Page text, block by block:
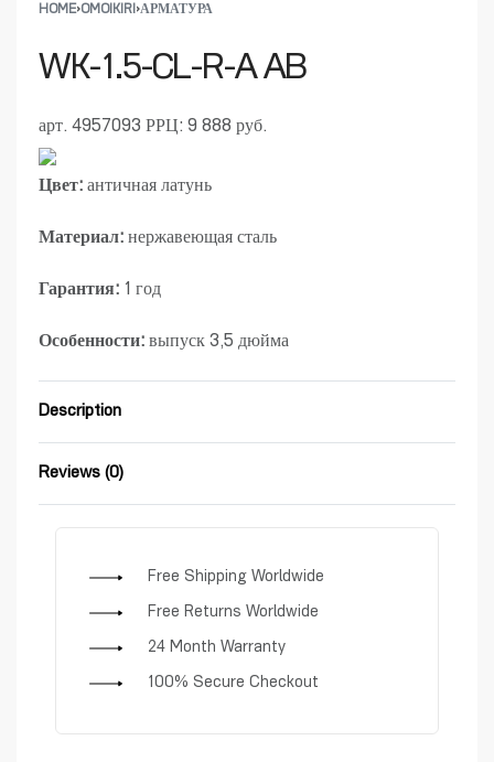
HOME›OMOIKIRI ›АРМАТУРА
WK-1.5-CL-R-A AB
арт. 4957093 РРЦ: 9 888 руб.
Цвет: античная латунь
Материал: нержавеющая сталь
Гарантия: 1 год
Особенности: выпуск 3,5 дюйма
Description
Reviews (0)
Free Shipping Worldwide
Free Returns Worldwide
24 Month Warranty
100% Secure Checkout